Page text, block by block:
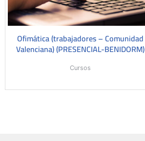
Ofimática (trabajadores – Comunidad
Valenciana) (PRESENCIAL-BENIDORM)
Cursos